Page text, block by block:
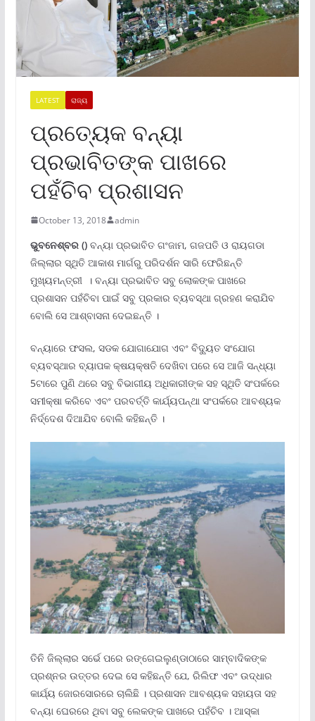
LATEST ରାଜ୍ୟ
ପ୍ରତ୍ୟେକ ବନ୍ୟା
ପ୍ରଭାବିତଙ୍କ ପାଖରେ
ପହଁଚିବ ପ୍ରଶାସନ
October 13, 2018 admin
ଭୁବନେଶ୍ବର ()ବନ୍ୟା ପ୍ରଭାବିତ ଗଂଜାମ, ଗଜପତି ଓ ରାୟଗଡା
ଜିଲ୍ଲାର ସ୍ଥିତି ଆକାଶ ମାର୍ଗରୁ ପରିଦର୍ଶନ ସାରି ଫେରିଛନ୍ତି
ମୁଖ୍ୟମନ୍ତ୍ରୀ । ବନ୍ୟା ପ୍ରଭାବିତ ସବୁ ଲୋକଙ୍କ ପାଖରେ
ପ୍ରଶାସନ ପହଁଚିବା ପାଇଁ ସବୁ ପ୍ରକାର ବ୍ୟବସ୍ଥା ଗ୍ରହଣ କରାଯିବ
ବୋଲି ସେ ଆଶ୍ବାସନା ଦେଇଛନ୍ତି ।
ବନ୍ୟାରେ ଫସଲ, ସଡକ ଯୋଗାଯୋଗ ଏବଂ ବିଦ୍ୟୁତ ସଂଯୋଗ
ବ୍ୟବସ୍ଥାର ବ୍ୟାପକ କ୍ଷୟକ୍ଷତି ଦେଖିବା ପରେ ସେ ଆଜି ସନ୍ଧ୍ୟା
5ଟାରେ ପୁଣି ଥରେ ସବୁ ବିଭାଗୀୟ ଅଧିକାରୀଙ୍କ ସହ ସ୍ଥିତି ସଂପର୍କରେ
ସମୀକ୍ଷା କରିବେ ଏବଂ ପରବର୍ତ୍ତି କାର୍ଯ୍ୟପନ୍ଥା ସଂପର୍କରେ ଆବଶ୍ୟକ
ନିର୍ଦ୍ଦେଶ ଦିଆଯିବ ବୋଲି କହିଛନ୍ତି ।
ତିନି ଜିଲ୍ଲାର ସର୍ଭେ ପରେ ରଙ୍ଗେଇଲୁଣ୍ଡାଠାରେ ସାମ୍ବାଦିକଙ୍କ
ପ୍ରଶ୍ନର ଉତ୍ତର ଦେଇ ସେ କହିଛନ୍ତି ଯେ, ରିଲିଫ ଏବଂ ଉଦ୍ଧାର
କାର୍ଯ୍ୟ ଜୋରସୋରରେ ଚାଲିଛି । ପ୍ରଶାସନ ଆବଶ୍ୟକ ସହାୟତା ସହ
ବନ୍ୟା ଘେରରେ ଥିବା ସବୁ ଲେକଙ୍କ ପାଖରେ ପହଁଚିବ । ଆସ୍କା